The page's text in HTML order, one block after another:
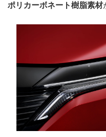
ポリカーボネート樹脂素材